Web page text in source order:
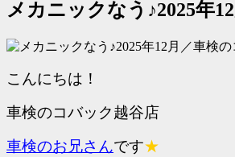
メカニックなう♪2025年
こんにちは！
車検のコバック越谷店
車検のお兄さんです★